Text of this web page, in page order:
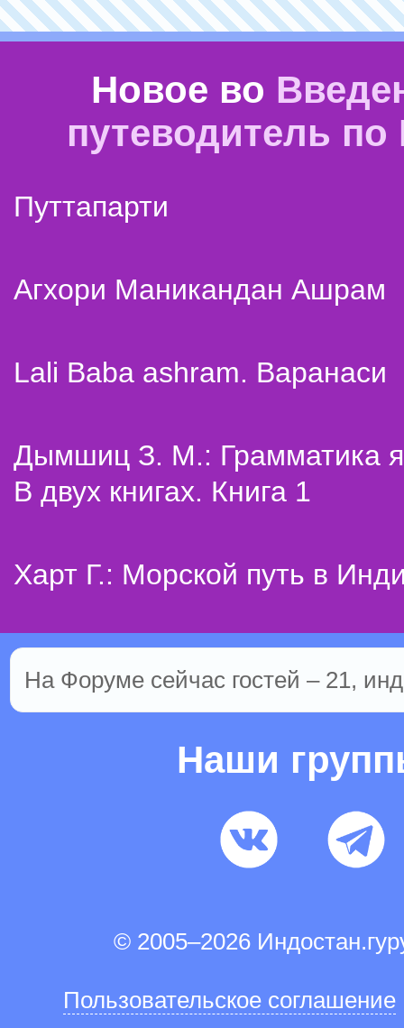
Новое во
путеводитель
Путтапарти
Агхори Маникандан Ашрам
Lali Baba ashram. Варанаси
Дымшиц З. М.: Грамматика
В двух книгах. Книга 1
Харт Г.: Морской путь в
На Форуме сейчас гостей – 21,
Наши
© 2005–2026
Пользовательское соглашение